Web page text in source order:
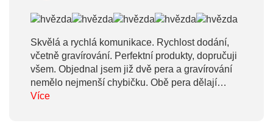
Skvělá a rychlá komunikace. Rychlost dodání,
včetně gravírování. Perfektní produkty, dopručuji
všem. Objednal jsem již dvě pera a gravírování
nemělo nejmenší chybičku. Obě pera dělají
obdarovaným velkou radost. Děkuji, že vás
Více